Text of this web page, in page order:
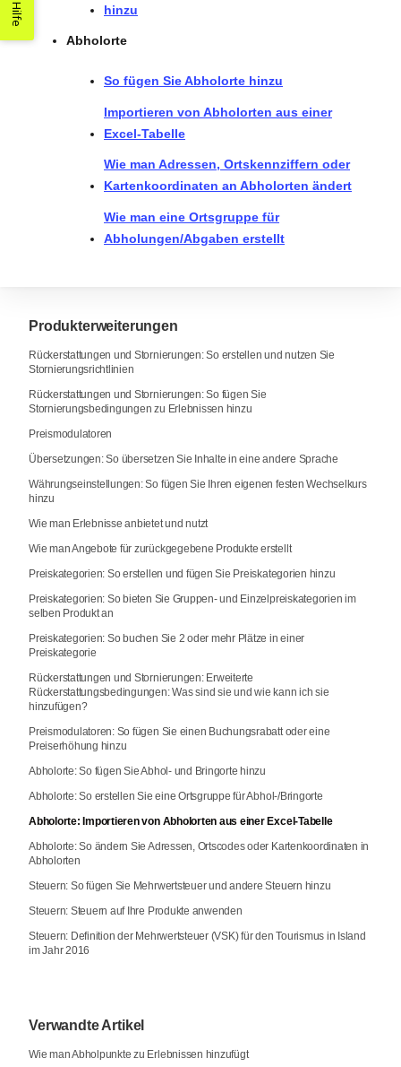
hinzu
Abholorte
So fügen Sie Abholorte hinzu
Importieren von Abholorten aus einer
Excel-Tabelle
Wie man Adressen, Ortskennziffern oder
Kartenkoordinaten an Abholorten ändert
Wie man eine Ortsgruppe für
Abholungen/Abgaben erstellt
Produkterweiterungen
Rückerstattungen und Stornierungen: So erstellen und nutzen Sie
Stornierungsrichtlinien
Rückerstattungen und Stornierungen: So fügen Sie
Stornierungsbedingungen zu Erlebnissen hinzu
Preismodulatoren
Übersetzungen: So übersetzen Sie Inhalte in eine andere Sprache
Währungseinstellungen: So fügen Sie Ihren eigenen festen Wechselkurs
hinzu
Wie man Erlebnisse anbietet und nutzt
Wie man Angebote für zurückgegebene Produkte erstellt
Preiskategorien: So erstellen und fügen Sie Preiskategorien hinzu
Preiskategorien: So bieten Sie Gruppen- und Einzelpreiskategorien im
selben Produkt an
Preiskategorien: So buchen Sie 2 oder mehr Plätze in einer
Preiskategorie
Rückerstattungen und Stornierungen: Erweiterte
Rückerstattungsbedingungen: Was sind sie und wie kann ich sie
hinzufügen?
Preismodulatoren: So fügen Sie einen Buchungsrabatt oder eine
Preiserhöhung hinzu
Abholorte: So fügen Sie Abhol- und Bringorte hinzu
Abholorte: So erstellen Sie eine Ortsgruppe für Abhol-/Bringorte
Abholorte: Importieren von Abholorten aus einer Excel-Tabelle
Abholorte: So ändern Sie Adressen, Ortscodes oder Kartenkoordinaten in
Abholorten
Steuern: So fügen Sie Mehrwertsteuer und andere Steuern hinzu
Steuern: Steuern auf Ihre Produkte anwenden
Steuern: Definition der Mehrwertsteuer (VSK) für den Tourismus in Island
im Jahr 2016
Verwandte Artikel
Wie man Abholpunkte zu Erlebnissen hinzufügt
Hilfe